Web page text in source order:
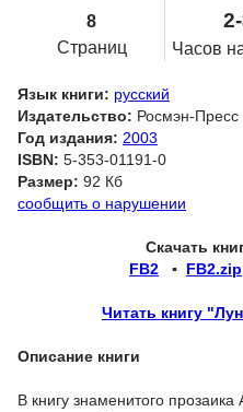
8
Страниц
Часов
Язык книги: русский
Издательство: Росмэн-Пресс
Год издания: 2003
ISBN: 5-353-01191-0
Размер: 92 Кб
сообщить о нарушении
Скачать
FB2 ▪ FB2.zip
Читать книгу
Описание книги
В книгу знаменитого